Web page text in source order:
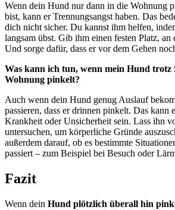
Wenn dein Hund nur dann in die Wohnung
bist, kann er Trennungsangst haben. Das
dich nicht sicher. Du kannst ihm helfen,
langsam übst. Gib ihm einen festen Platz,
Und sorge dafür, dass er vor dem Gehen
Was kann ich tun, wenn mein Hund trotz
Wohnung pinkelt?
Auch wenn dein Hund genug Auslauf
passieren, dass er drinnen pinkelt. Das kann
Krankheit oder Unsicherheit sein. Lass ihn
untersuchen, um körperliche Gründe
außerdem darauf, ob es bestimmte
passiert – zum Beispiel bei Besuch oder
Fazit
Wenn dein Hund plötzlich überall hin